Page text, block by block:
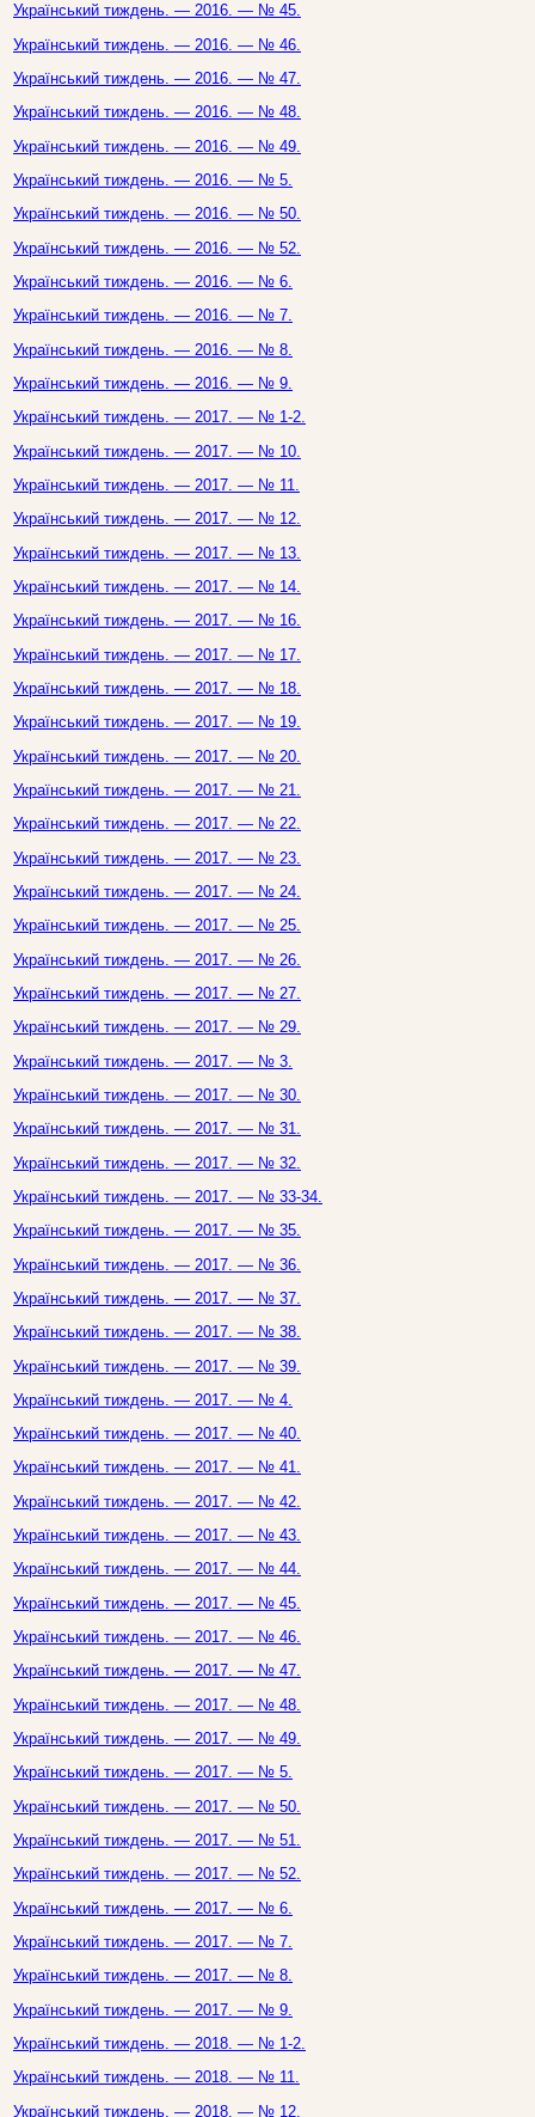
Український тиждень. — 2016. — № 45.
Український тиждень. — 2016. — № 46.
Український тиждень. — 2016. — № 47.
Український тиждень. — 2016. — № 48.
Український тиждень. — 2016. — № 49.
Український тиждень. — 2016. — № 5.
Український тиждень. — 2016. — № 50.
Український тиждень. — 2016. — № 52.
Український тиждень. — 2016. — № 6.
Український тиждень. — 2016. — № 7.
Український тиждень. — 2016. — № 8.
Український тиждень. — 2016. — № 9.
Український тиждень. — 2017. — № 1-2.
Український тиждень. — 2017. — № 10.
Український тиждень. — 2017. — № 11.
Український тиждень. — 2017. — № 12.
Український тиждень. — 2017. — № 13.
Український тиждень. — 2017. — № 14.
Український тиждень. — 2017. — № 16.
Український тиждень. — 2017. — № 17.
Український тиждень. — 2017. — № 18.
Український тиждень. — 2017. — № 19.
Український тиждень. — 2017. — № 20.
Український тиждень. — 2017. — № 21.
Український тиждень. — 2017. — № 22.
Український тиждень. — 2017. — № 23.
Український тиждень. — 2017. — № 24.
Український тиждень. — 2017. — № 25.
Український тиждень. — 2017. — № 26.
Український тиждень. — 2017. — № 27.
Український тиждень. — 2017. — № 29.
Український тиждень. — 2017. — № 3.
Український тиждень. — 2017. — № 30.
Український тиждень. — 2017. — № 31.
Український тиждень. — 2017. — № 32.
Український тиждень. — 2017. — № 33-34.
Український тиждень. — 2017. — № 35.
Український тиждень. — 2017. — № 36.
Український тиждень. — 2017. — № 37.
Український тиждень. — 2017. — № 38.
Український тиждень. — 2017. — № 39.
Український тиждень. — 2017. — № 4.
Український тиждень. — 2017. — № 40.
Український тиждень. — 2017. — № 41.
Український тиждень. — 2017. — № 42.
Український тиждень. — 2017. — № 43.
Український тиждень. — 2017. — № 44.
Український тиждень. — 2017. — № 45.
Український тиждень. — 2017. — № 46.
Український тиждень. — 2017. — № 47.
Український тиждень. — 2017. — № 48.
Український тиждень. — 2017. — № 49.
Український тиждень. — 2017. — № 5.
Український тиждень. — 2017. — № 50.
Український тиждень. — 2017. — № 51.
Український тиждень. — 2017. — № 52.
Український тиждень. — 2017. — № 6.
Український тиждень. — 2017. — № 7.
Український тиждень. — 2017. — № 8.
Український тиждень. — 2017. — № 9.
Український тиждень. — 2018. — № 1-2.
Український тиждень. — 2018. — № 11.
Український тиждень. — 2018. — № 12.